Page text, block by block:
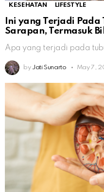
KESEHATAN LIFESTYLE
Ini yang Terjadi Pada
Sarapan, Termasuk
Apa yang terjadi pada
by Jati Sunarto May 7,